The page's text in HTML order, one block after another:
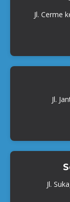
Jl. Cerme
Jl.
Jl.